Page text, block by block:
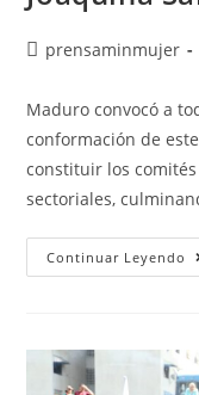
prensaminmujer
Maduro convocó a
conformación de
constituir los
sectoriales,
Continuar Leyendo